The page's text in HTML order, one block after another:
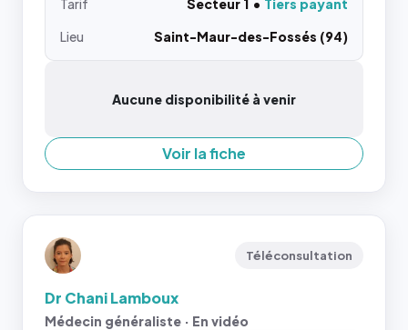
Tarif Secteur 1
Tiers payant
Lieu
Saint-Maur-des-Fossés (94)
Aucune disponibilité à venir
Voir la fiche
Téléconsultation
Dr Chani Lamboux
Médecin généraliste · En vidéo